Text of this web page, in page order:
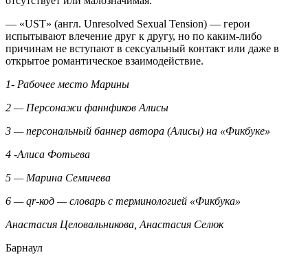
— «UST» (англ. Unresolved Sexual Tension) — герои
испытывают влечение друг к другу, но по каким-либо
причинам не вступают в сексуальный контакт или даже в
открытое романтическое взаимодействие.
1- Рабочее место Марины
2 — Персонажи фаннфиков Алисы
3 — персональный баннер автора (Алисы) на «Фикбуке»
4 -Алиса Фотьева
5 — Марина Семичева
6 — qr-код — словарь с терминологией «Фикбука»
Анастасия Целовальникова, Анастасия Селюк
Барнаул